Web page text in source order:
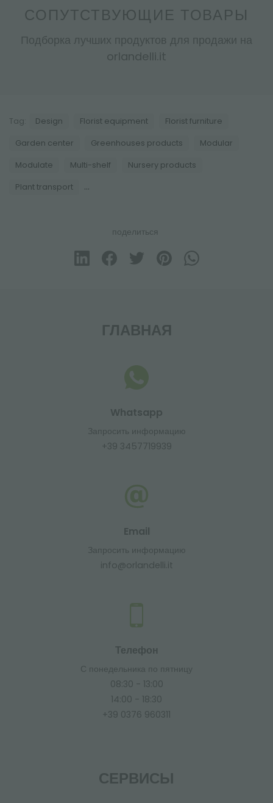
СОПУТСТВУЮЩИЕ ТОВАРЫ
Подборка лучших продуктов для продажи на
orlandelli.it
Tag: Design Florist equipment Florist furniture
Garden center Greenhouses products Modular
Modulate Multi-shelf Nursery products
Plant transport ...
поделиться
ГЛАВНАЯ
Whatsapp
Запросить информацию
+39 3457719939
Email
Запросить информацию
info@orlandelli.it
Телефон
С понедельника по пятницу
08:30 - 13:00
14:00 - 18:30
+39 0376 960311
СЕРВИСЫ